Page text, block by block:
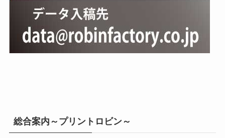
総合案内～プリントロビン～